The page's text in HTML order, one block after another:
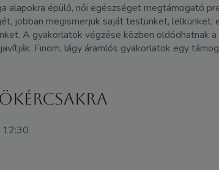
alapokra épülő, női egészséget megtámogató
jobban megismerjük saját testünket,
A gyakorlatok végzése közben oldódhatnak
Finom, lágy áramlós gyakorlatok egy